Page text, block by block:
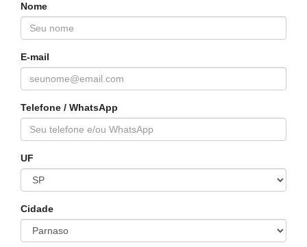
Nome
E-mail
Telefone / WhatsApp
UF
Cidade